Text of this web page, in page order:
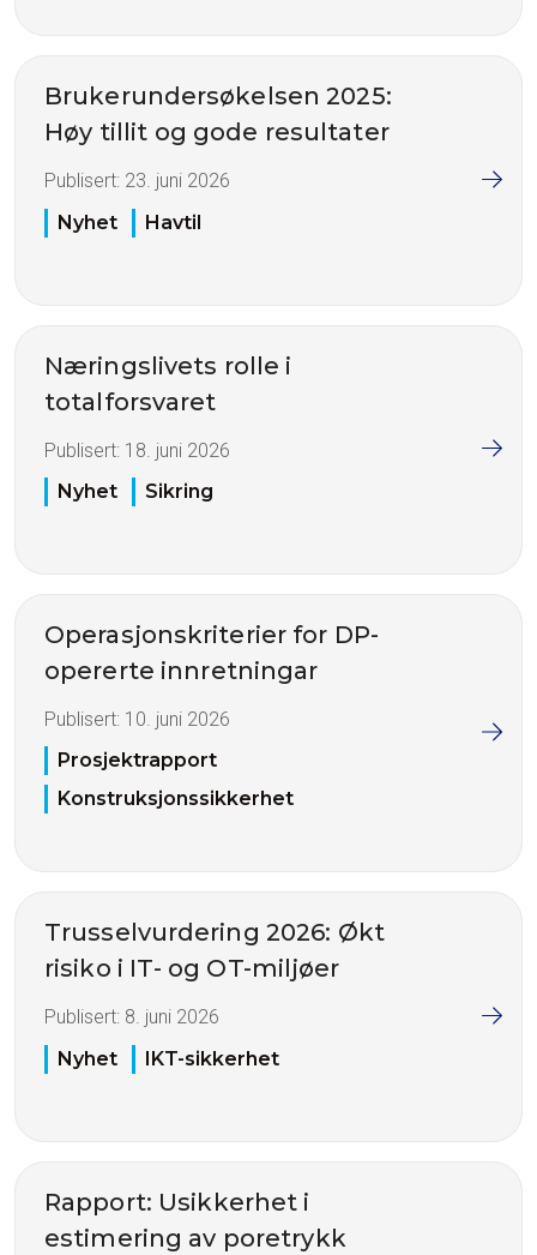
Brukerundersøkelsen 2025:
Høy tillit og gode resultater
Publisert: 23. juni 2026
Nyhet
Havtil
Næringslivets rolle i
totalforsvaret
Publisert: 18. juni 2026
Nyhet
Sikring
Operasjonskriterier for DP-
opererte innretningar
Publisert: 10. juni 2026
Prosjektrapport
Konstruksjonssikkerhet
Trusselvurdering 2026: Økt
risiko i IT- og OT-miljøer
Publisert: 8. juni 2026
Nyhet
IKT-sikkerhet
Rapport: Usikkerhet i
estimering av poretrykk